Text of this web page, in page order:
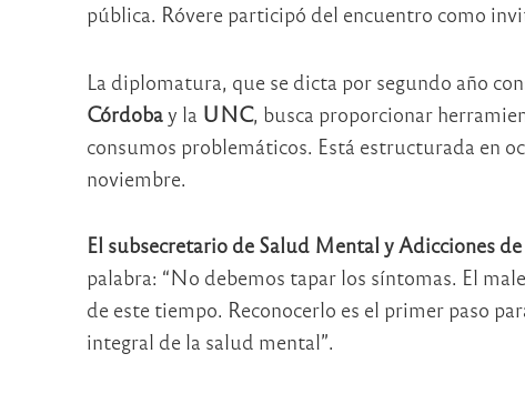
pública. Róvere participó del encuentro como
La diplomatura, que se dicta por segundo año
Córdobay la UNC, busca proporcionar
consumos problemáticos. Está estructurada en
noviembre.
El subsecretario de Salud Mental y Adicciones
palabra: “No debemos tapar los síntomas. El
de este tiempo. Reconocerlo es el primer paso
integral de la salud mental”.